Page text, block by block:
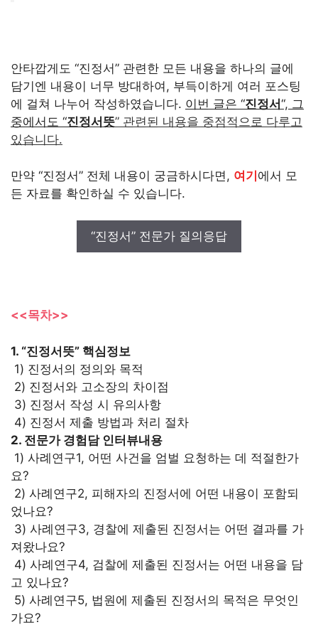
안타깝게도 “진정서” 관련한 모든 내용을 하나의 글에
담기엔 내용이 너무 방대하여, 부득이하게 여러 포스팅
에 걸쳐 나누어 작성하였습니다. 이번 글은 “진정서 “, 그
중에서도 “진정서뜻” 관련된 내용을 중점적으로 다루고
있습니다.
만약 “진정서” 전체 내용이 궁금하시다면, 여기에서 모
든 자료를 확인하실 수 있습니다.
“진정서” 전문가 질의응답
<<목차>>
1. “진정서뜻” 핵심정보
1) 진정서의 정의와 목적
2) 진정서와 고소장의 차이점
3) 진정서 작성 시 유의사항
4) 진정서 제출 방법과 처리 절차
2. 전문가 경험담 인터뷰내용
1) 사례연구1, 어떤 사건을 엄벌 요청하는 데 적절한가
요?
2) 사례연구2, 피해자의 진정서에 어떤 내용이 포함되
었나요?
3) 사례연구3, 경찰에 제출된 진정서는 어떤 결과를 가
져왔나요?
4) 사례연구4, 검찰에 제출된 진정서는 어떤 내용을 담
고 있나요?
5) 사례연구5, 법원에 제출된 진정서의 목적은 무엇인
가요?